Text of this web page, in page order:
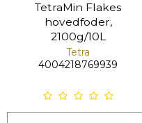
TetraMin Flakes
hovedfoder,
2100g/10L
Tetra
4004218769939